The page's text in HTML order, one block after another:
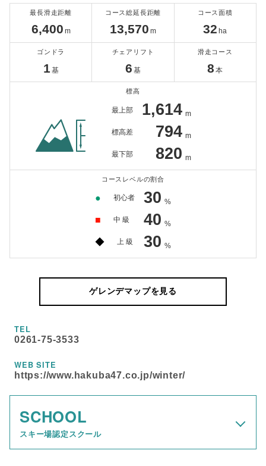
最長滑走距離
6,400 m
コース総延長距離
13,570 m
コース面積
32 ha
ゴンドラ
1 基
チェアリフト
6 基
滑走コース
8 本
標高
最上部 1,614 m
標高差 794 m
最下部 820 m
コースレベルの割合
● 初心者 30 %
■ 中 級 40 %
◆ 上 級 30 %
ゲレンデマップを見る
TEL
0261-75-3533
WEB SITE
https://www.hakuba47.co.jp/winter/
SCHOOL
スキー場認定スクール